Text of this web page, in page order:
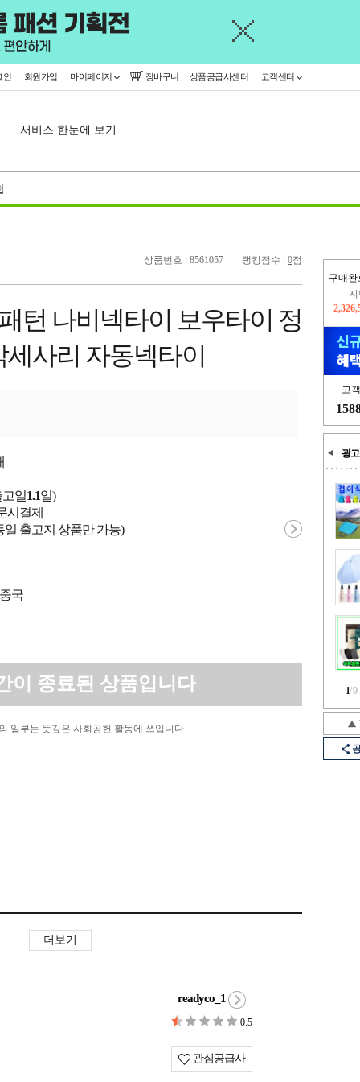
인 회원가입 마이페이지 장바구니 상품공급사센터 고객센터
서비스 한눈에 보기
구매완
고
광고
1/9
상품번호 : 8561057 랭킹점수 : 0점
턴 나비넥타이 보우타이 정
사리 자동넥타이
일1.1일)
시결제
일 출고지 상품만 가능)
국
이 종료된 상품입니다
일부는 뜻깊은 사회공헌 활동에 쓰입니다
더보기
readyco_1
0.5
관심공급사